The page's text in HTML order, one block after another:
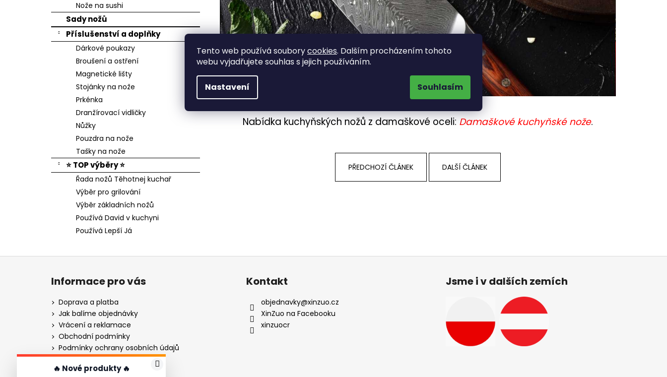
Tento web používá souborycookies. Dalším procházením tohoto
webu vyjadřujete souhlas s jejich používáním.
Nastavení Souhlasím
🔥 Nové produkty 🔥
Nože na sushi
Sady nožů
Příslušenství a doplňky
Dárkové poukazy
Broušení a ostření
Magnetické lišty
Stojánky na nože
Prkénka
Dranžírovací vidličky
Nůžky
Pouzdra na nože
Tašky na nože
⭐ TOP výběry ⭐
Řada nožů Těhotnej kuchař
Výběr pro grilování
Výběr základních nožů
Používá David v kuchyni
Používá Lepší Já
Nabídka kuchyňských nožů z damaškové oceli: Damaškové kuchyňské nože.
PŘEDCHOZÍ ČLÁNEK DALŠÍ ČLÁNEK
Z
Informace pro vás
Doprava a platba
Jak balíme objednávky
Vrácení a reklamace
Obchodní podmínky
Podmínky ochrany osobních údajů
Gravírování - návod
Gravírování nožů pro firmy
Kontakt
objednavky@xinzuo.cz
XinZuo na Facebooku
xinzuocr
Jsme i v dalších zemích